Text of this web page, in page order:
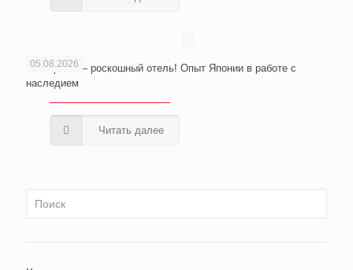
05.08.2026
Из тюрьмы – роскошный отель! Опыт Японии в работе с
наследием
Читать далее